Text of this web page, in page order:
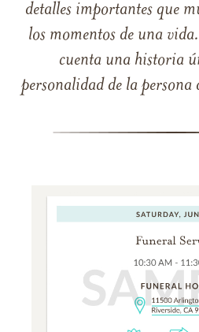
detalles importantes que
los momentos de una
cuenta una historia
personalidad de la persona